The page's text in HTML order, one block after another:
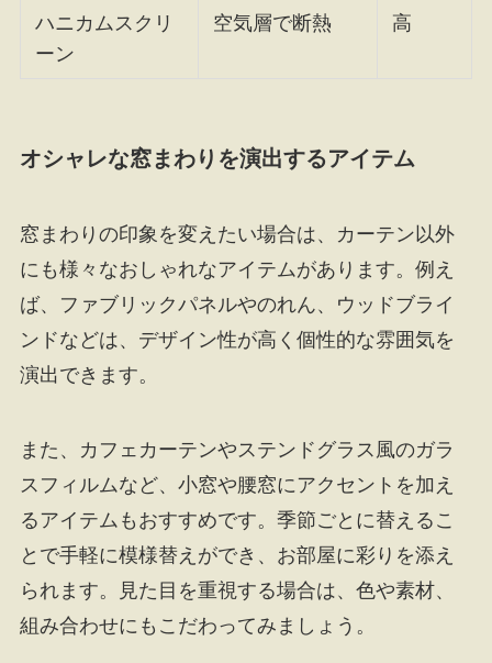
ハニカムスクリ
ーン
空気層で断熱 高
オシャレな窓まわりを演出するアイテム
窓まわりの印象を変えたい場合は、カーテン以外
にも様々なおしゃれなアイテムがあります。例え
ば、ファブリックパネルやのれん、ウッドブライ
ンドなどは、デザイン性が高く個性的な雰囲気を
演出できます。
また、カフェカーテンやステンドグラス風のガラ
スフィルムなど、小窓や腰窓にアクセントを加え
るアイテムもおすすめです。季節ごとに替えるこ
とで手軽に模様替えができ、お部屋に彩りを添え
られます。見た目を重視する場合は、色や素材、
組み合わせにもこだわってみましょう。